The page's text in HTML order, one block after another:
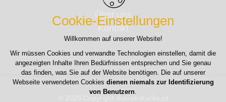
Über uns
Kontakt
Cookie-Einstellungen
Willkommen auf unserer Website!
Wir müssen Cookies und verwandte Technologien einstellen, damit die
angezeigten Inhalte Ihren Bedürfnissen entsprechen und Sie genau
das finden, was Sie auf der Website benötigen. Die auf unserer
Webseite verwendeten Cookies dienen niemals zur Identifizierung
von Benutzern.